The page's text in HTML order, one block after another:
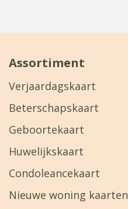
Assortiment
Verjaardagskaart
Beterschapskaart
Geboortekaart
Huwelijkskaart
Condoleancekaart
Nieuwe woning kaarten